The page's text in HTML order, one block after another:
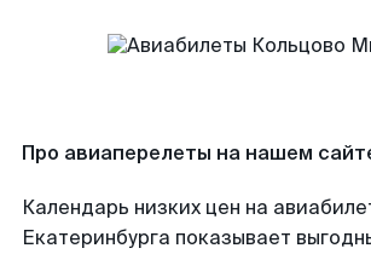
Про авиаперелеты на нашем
Календарь низких цен на
Екатеринбурга показывает